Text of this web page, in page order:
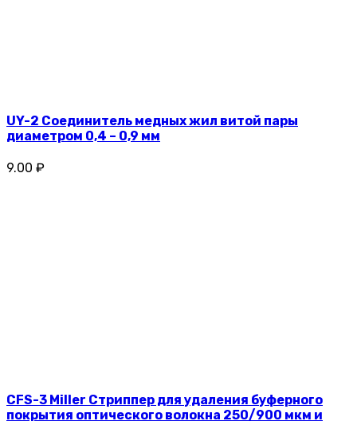
UY-2 Соединитель медных жил витой пары
диаметром 0,4 – 0,9 мм
9.00 ₽
CFS-3 Miller Стриппер для удаления буферного
покрытия оптического волокна 250/900 мкм и